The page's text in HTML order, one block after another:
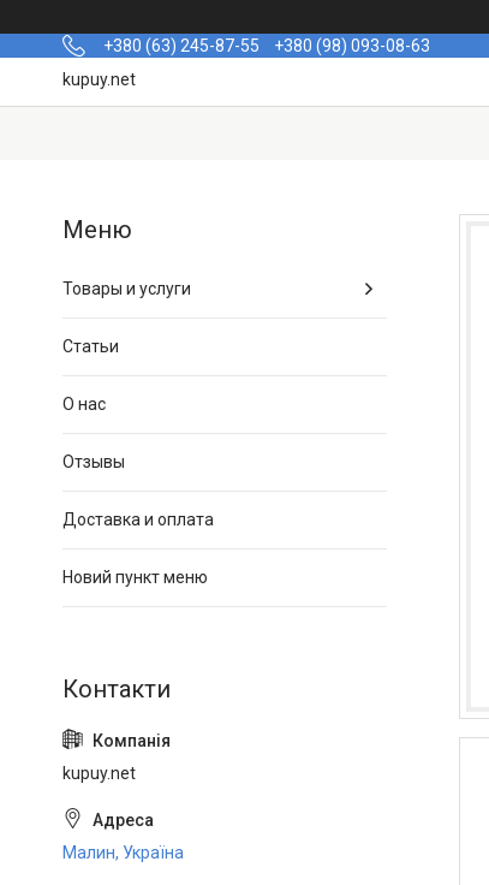
+380 (63) 245-87-55
+380 (98) 093-08-63
kupuy.net
Товары и услуги
Статьи
О нас
Отзывы
Доставка и оплата
Новий пункт меню
kupuy.net
Малин, Україна